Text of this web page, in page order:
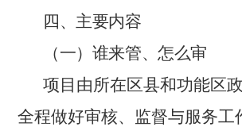
四、主要内容
（一）谁来管、怎么审
项目由所在区县和功能区
全程做好审核、监督与服务工